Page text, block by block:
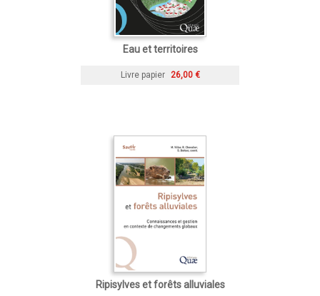
Eau et territoires
Livre papier 26,00 €
Ripisylves et forêts alluviales